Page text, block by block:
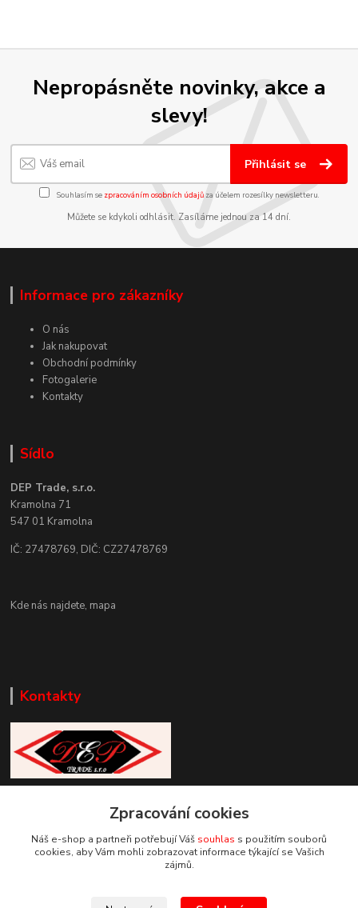
Nepropásněte novinky, akce a
slevy!
Přihlásit se
Souhlasím se zpracováním osobních údajůza účelem rozesílky newsletteru.
Můžete se kdykoli odhlásit. Zasíláme jednou za 14 dní.
Informace pro zákazníky
O nás
Jak nakupovat
Obchodní podmínky
Fotogalerie
Kontakty
Sídlo
DEP Trade, s.r.o.
Kramolna 71
547 01 Kramolna
IČ: 27478769, DIČ: CZ27478769
Kde nás najdete, mapa
Kontakty
+420 777 085 857
info@deptrade.cz
Zpracování cookies
Náš e-shop a partneři potřebují Váš souhlas s použitím souborů
cookies, aby Vám mohli zobrazovat informace týkající se Vašich
zájmů.